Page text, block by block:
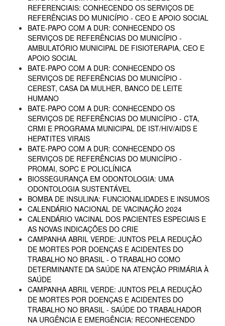
REFERENCIAIS: CONHECENDO OS SERVIÇOS DE
REFERÊNCIAS DO MUNICÍPIO - CEO E APOIO SOCIAL
BATE-PAPO COM A DUR: CONHECENDO OS
SERVIÇOS DE REFERÊNCIAS DO MUNICÍPIO -
AMBULATÓRIO MUNICIPAL DE FISIOTERAPIA, CEO E
APOIO SOCIAL
BATE-PAPO COM A DUR: CONHECENDO OS
SERVIÇOS DE REFERÊNCIAS DO MUNICÍPIO -
CEREST, CASA DA MULHER, BANCO DE LEITE
HUMANO
BATE-PAPO COM A DUR: CONHECENDO OS
SERVIÇOS DE REFERÊNCIAS DO MUNICÍPIO - CTA,
CRMI E PROGRAMA MUNICIPAL DE IST/HIV/AIDS E
HEPATITES VIRAIS
BATE-PAPO COM A DUR: CONHECENDO OS
SERVIÇOS DE REFERÊNCIAS DO MUNICÍPIO -
PROMAI, SOPC E POLICLÍNICA
BIOSSEGURANÇA EM ODONTOLOGIA: UMA
ODONTOLOGIA SUSTENTÁVEL
BOMBA DE INSULINA: FUNCIONALIDADES E INSUMOS
CALENDÁRIO NACIONAL DE VACINAÇÃO 2024
CALENDÁRIO VACINAL DOS PACIENTES ESPECIAIS E
AS NOVAS INDICAÇÕES DO CRIE
CAMPANHA ABRIL VERDE: JUNTOS PELA REDUÇÃO
DE MORTES POR DOENÇAS E ACIDENTES DO
TRABALHO NO BRASIL - O TRABALHO COMO
DETERMINANTE DA SAÚDE NA ATENÇÃO PRIMÁRIA À
SAÚDE
CAMPANHA ABRIL VERDE: JUNTOS PELA REDUÇÃO
DE MORTES POR DOENÇAS E ACIDENTES DO
TRABALHO NO BRASIL - SAÚDE DO TRABALHADOR
NA URGÊNCIA E EMERGÊNCIA: RECONHECENDO